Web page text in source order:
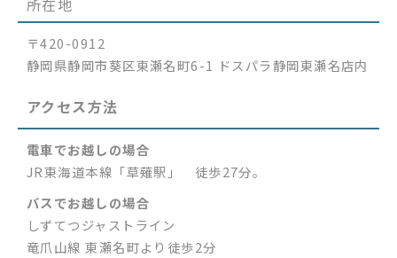
所在地
〒420-0912
静岡県静岡市葵区東瀬名町6-1 ドスパラ静岡東瀬名店内
アクセス方法
電車でお越しの場合
JR東海道本線「草薙駅」 徒歩27分。
バスでお越しの場合
しずてつジャストライン
竜爪山線 東瀬名町より徒歩2分